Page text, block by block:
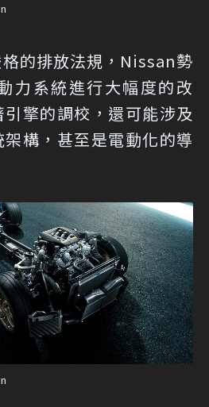
的排放法規，Nissan勢
力系統進行大幅度的改
擎的調校，還可能涉及
構，甚至是電動化的導